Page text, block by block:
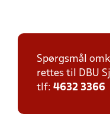
Spørgsmål
rettes til DBU
tlf: 4632 3366